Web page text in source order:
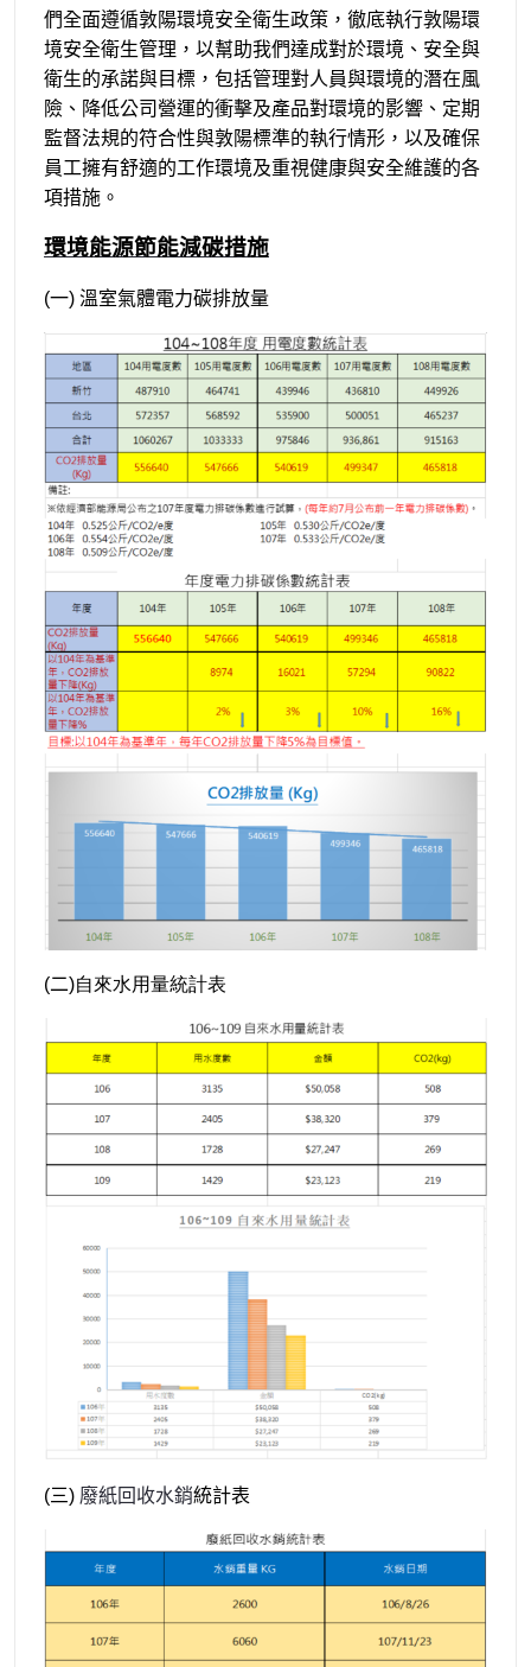
們全面遵循敦陽環境安全衛生政策，徹底執行敦陽環
境安全衛生管理，以幫助我們達成對於環境、安全與
衛生的承諾與目標，包括管理對人員與環境的潛在風
險、降低公司營運的衝擊及產品對環境的影響、定期
監督法規的符合性與敦陽標準的執行情形，以及確保
員工擁有舒適的工作環境及重視健康與安全維護的各
項措施。
環境能源節能減碳措施
(一) 溫室氣體電力碳排放量
(二)自來水用量統計表
(三) 廢紙回收水銷統計表